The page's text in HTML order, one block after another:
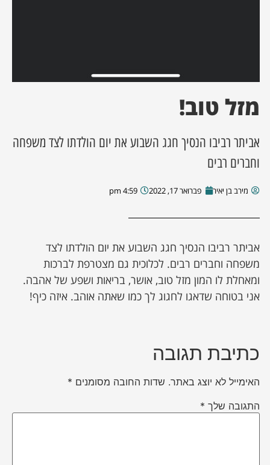
מזל טוב!
אביתר רביבו הנסיך חגג השבוע את יום הולדתו לצד משפחה
וחברים רבים
מירב בן יאיר פברואר 17, 2022 4:59 pm
אביתר רביבו הנסיך חגג השבוע את יום הולדתו לצד
משפחה וחברים רבים. לכלוכית גם מצטרפת לברכות
ומאחלת לו המון מזל טוב, אושר, בריאות ושפע של אהבה.
אני בטוחה שדאגו לחגוג לך כמו שאתה אוהב. איזה כיף!
כתיבת תגובה
האימייל לא יוצג באתר. שדות החובה מסומנים *
התגובה שלך *